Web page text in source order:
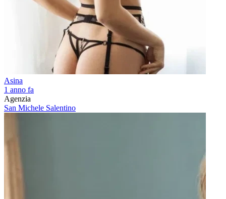
Asina
1 anno fa
Agenzia
San Michele Salentino